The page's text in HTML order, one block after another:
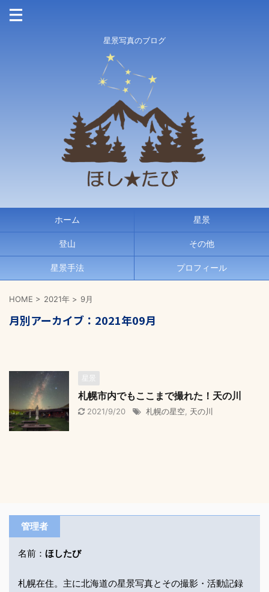
星景写真のブログ
ホーム 星景
登山 その他
星景手法 プロフィール
HOME > 2021年 > 9月
月別アーカイブ：2021年09月
星景
札幌市内でもここまで撮れた！天の川
2021/9/20 札幌の星空, 天の川
管理者
名前： ほしたび
札幌在住。主に北海道の星景写真とその撮影・活動記録